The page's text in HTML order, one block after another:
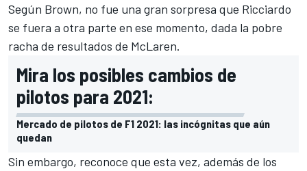
Según Brown, no fue una gran sorpresa que Ricciardo
se fuera a otra parte en ese momento, dada la pobre
racha de resultados de McLaren.
Mira los posibles cambios de
pilotos para 2021:
Mercado de pilotos de F1 2021: las incógnitas que aún
quedan
Sin embargo, reconoce que esta vez, además de los